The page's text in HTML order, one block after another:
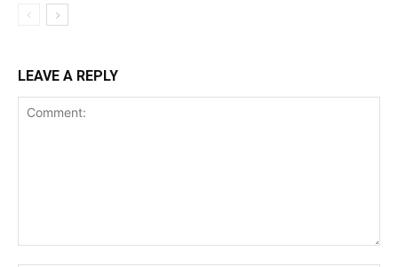
LEAVE A REPLY